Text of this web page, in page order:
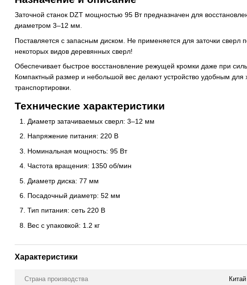
Заточной станок DZT мощностью 95 Вт предназначен для
диаметром 3–12 мм.
Поставляется с запасным диском. Не применяется для заточки сверл
некоторых видов деревянных сверл!
Обеспечивает быстрое восстановление режущей кромки даже при
Компактный размер и небольшой вес делают устройство удобным для
транспортировки.
Технические характеристики
Диаметр затачиваемых сверл: 3–12 мм
Напряжение питания: 220 В
Номинальная мощность: 95 Вт
Частота вращения: 1350 об/мин
Диаметр диска: 77 мм
Посадочный диаметр: 52 мм
Тип питания: сеть 220 В
Вес с упаковкой: 1.2 кг
Характеристики
Страна производства Китай